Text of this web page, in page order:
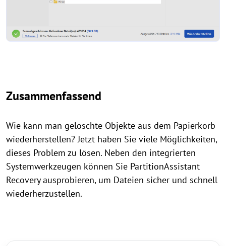
Zusammenfassend
Wie kann man gelöschte Objekte aus dem Papierkorb
wiederherstellen? Jetzt haben Sie viele Möglichkeiten,
dieses Problem zu lösen. Neben den integrierten
Systemwerkzeugen können Sie PartitionAssistant
Recovery ausprobieren, um Dateien sicher und schnell
wiederherzustellen.